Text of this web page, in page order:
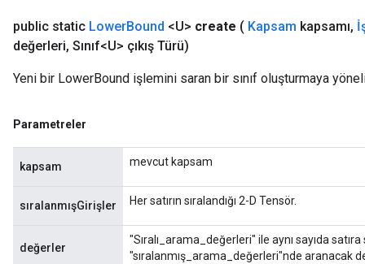
public static LowerBound <U> create ( Kapsam kapsamı,
değerleri, Sınıf<U> çıkış Türü)
Yeni bir LowerBound işlemini saran bir sınıf oluşturmaya
Parametreler
kapsam mevcut kapsam
sıralanmışGirişler Her satırın sıralandığı 2-D Tensör.
değerler
"Sıralı_arama_değerleri" ile aynı sayıda
"sıralanmış_arama_değerleri"nde aranacak